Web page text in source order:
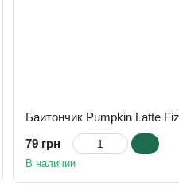
Баитончик Pumpkin Latte
79 грн
В наличии